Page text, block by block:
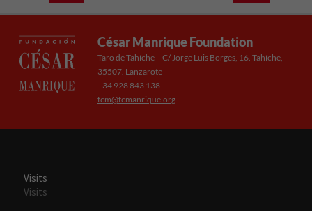
César Manrique Foundation
Taro de Tahíche – C/ Jorge Luis Borges, 16. Tahíche,
35507. Lanzarote
+34 928 843 138
fcm@fcmanrique.org
Visits
Visits